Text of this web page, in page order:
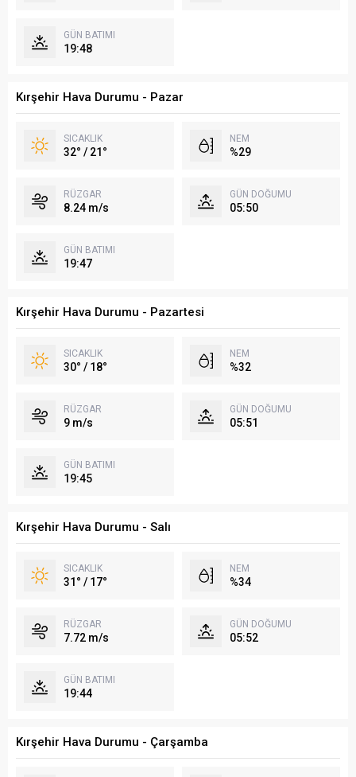
GÜN BATIMI
19:48
Kırşehir Hava Durumu - Pazar
SICAKLIK
32° / 21°
NEM
%29
RÜZGAR
8.24 m/s
GÜN DOĞUMU
05:50
GÜN BATIMI
19:47
Kırşehir Hava Durumu - Pazartesi
SICAKLIK
30° / 18°
NEM
%32
RÜZGAR
9 m/s
GÜN DOĞUMU
05:51
GÜN BATIMI
19:45
Kırşehir Hava Durumu - Salı
SICAKLIK
31° / 17°
NEM
%34
RÜZGAR
7.72 m/s
GÜN DOĞUMU
05:52
GÜN BATIMI
19:44
Kırşehir Hava Durumu - Çarşamba